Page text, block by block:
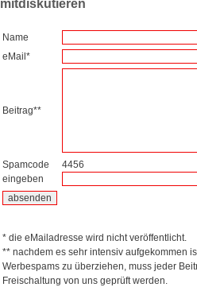
mitdiskutieren
Name
eMail*
Beitrag**
Spamcode
eingeben
4456
* die eMailadresse wird nicht veröffentlicht.
** nachdem es sehr intensiv aufgekommen
Werbespams zu überziehen, muss jeder
Freischaltung von uns geprüft werden.